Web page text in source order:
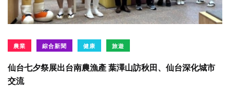
農業 綜合新聞 健康 旅遊
仙台七夕祭展出台南農漁產 葉澤山訪秋田、仙台深化城市
交流